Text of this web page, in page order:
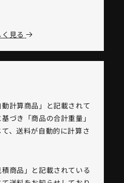
見る
計算商品」と記載されて
基づき「商品の合計重量」
、送料が自動的に計算さ
商品」と記載されている